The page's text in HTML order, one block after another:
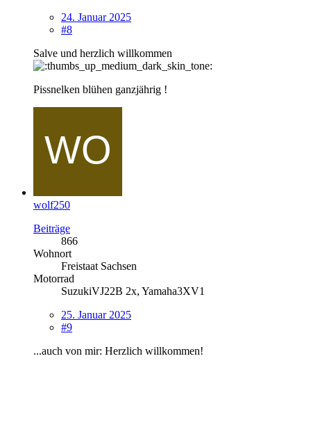
24. Januar 2025
#8
Salve und herzlich willkommen
Pissnelken blühen ganzjährig !
wolf250
Beiträge
866
Wohnort
Freistaat Sachsen
Motorrad
SuzukiVJ22B 2x, Yamaha3XV1
25. Januar 2025
#9
...auch von mir: Herzlich willkommen!